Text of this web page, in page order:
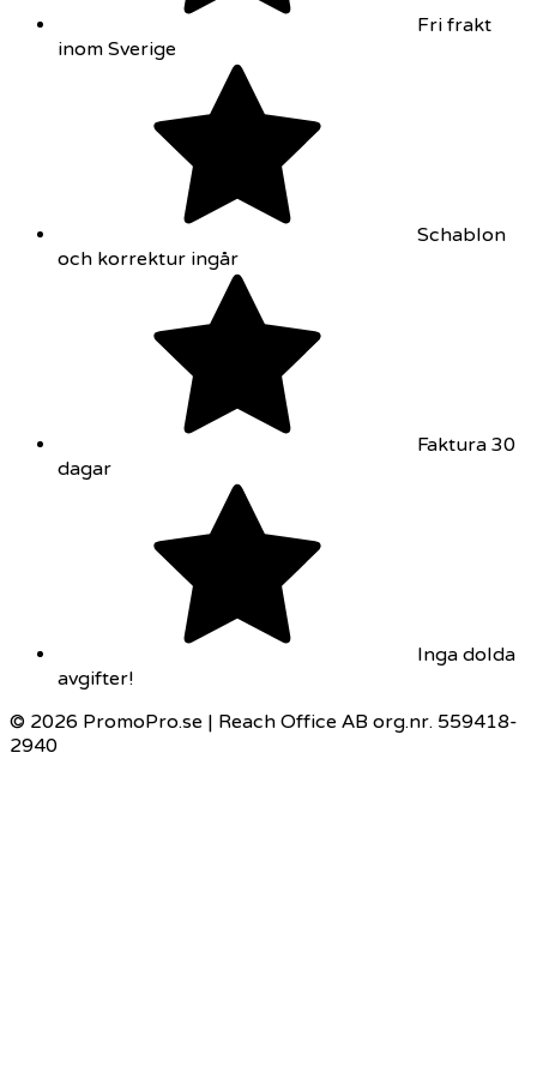
Fri frakt
inom Sverige
Schablon
och korrektur ingår
Faktura 30
dagar
Inga dolda
avgifter!
© 2026 PromoPro.se | Reach Office AB org.nr. 559418-
2940